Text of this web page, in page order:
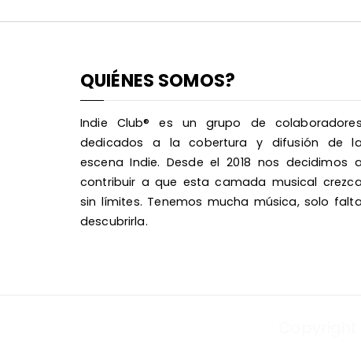
QUIÉNES SOMOS?
Indie Club® es un grupo de colaboradores
dedicados a la cobertura y difusión de la
escena Indie. Desde el 2018 nos decidimos a
contribuir a que esta camada musical crezca
sin límites. Tenemos mucha música, solo falta
descubrirla.